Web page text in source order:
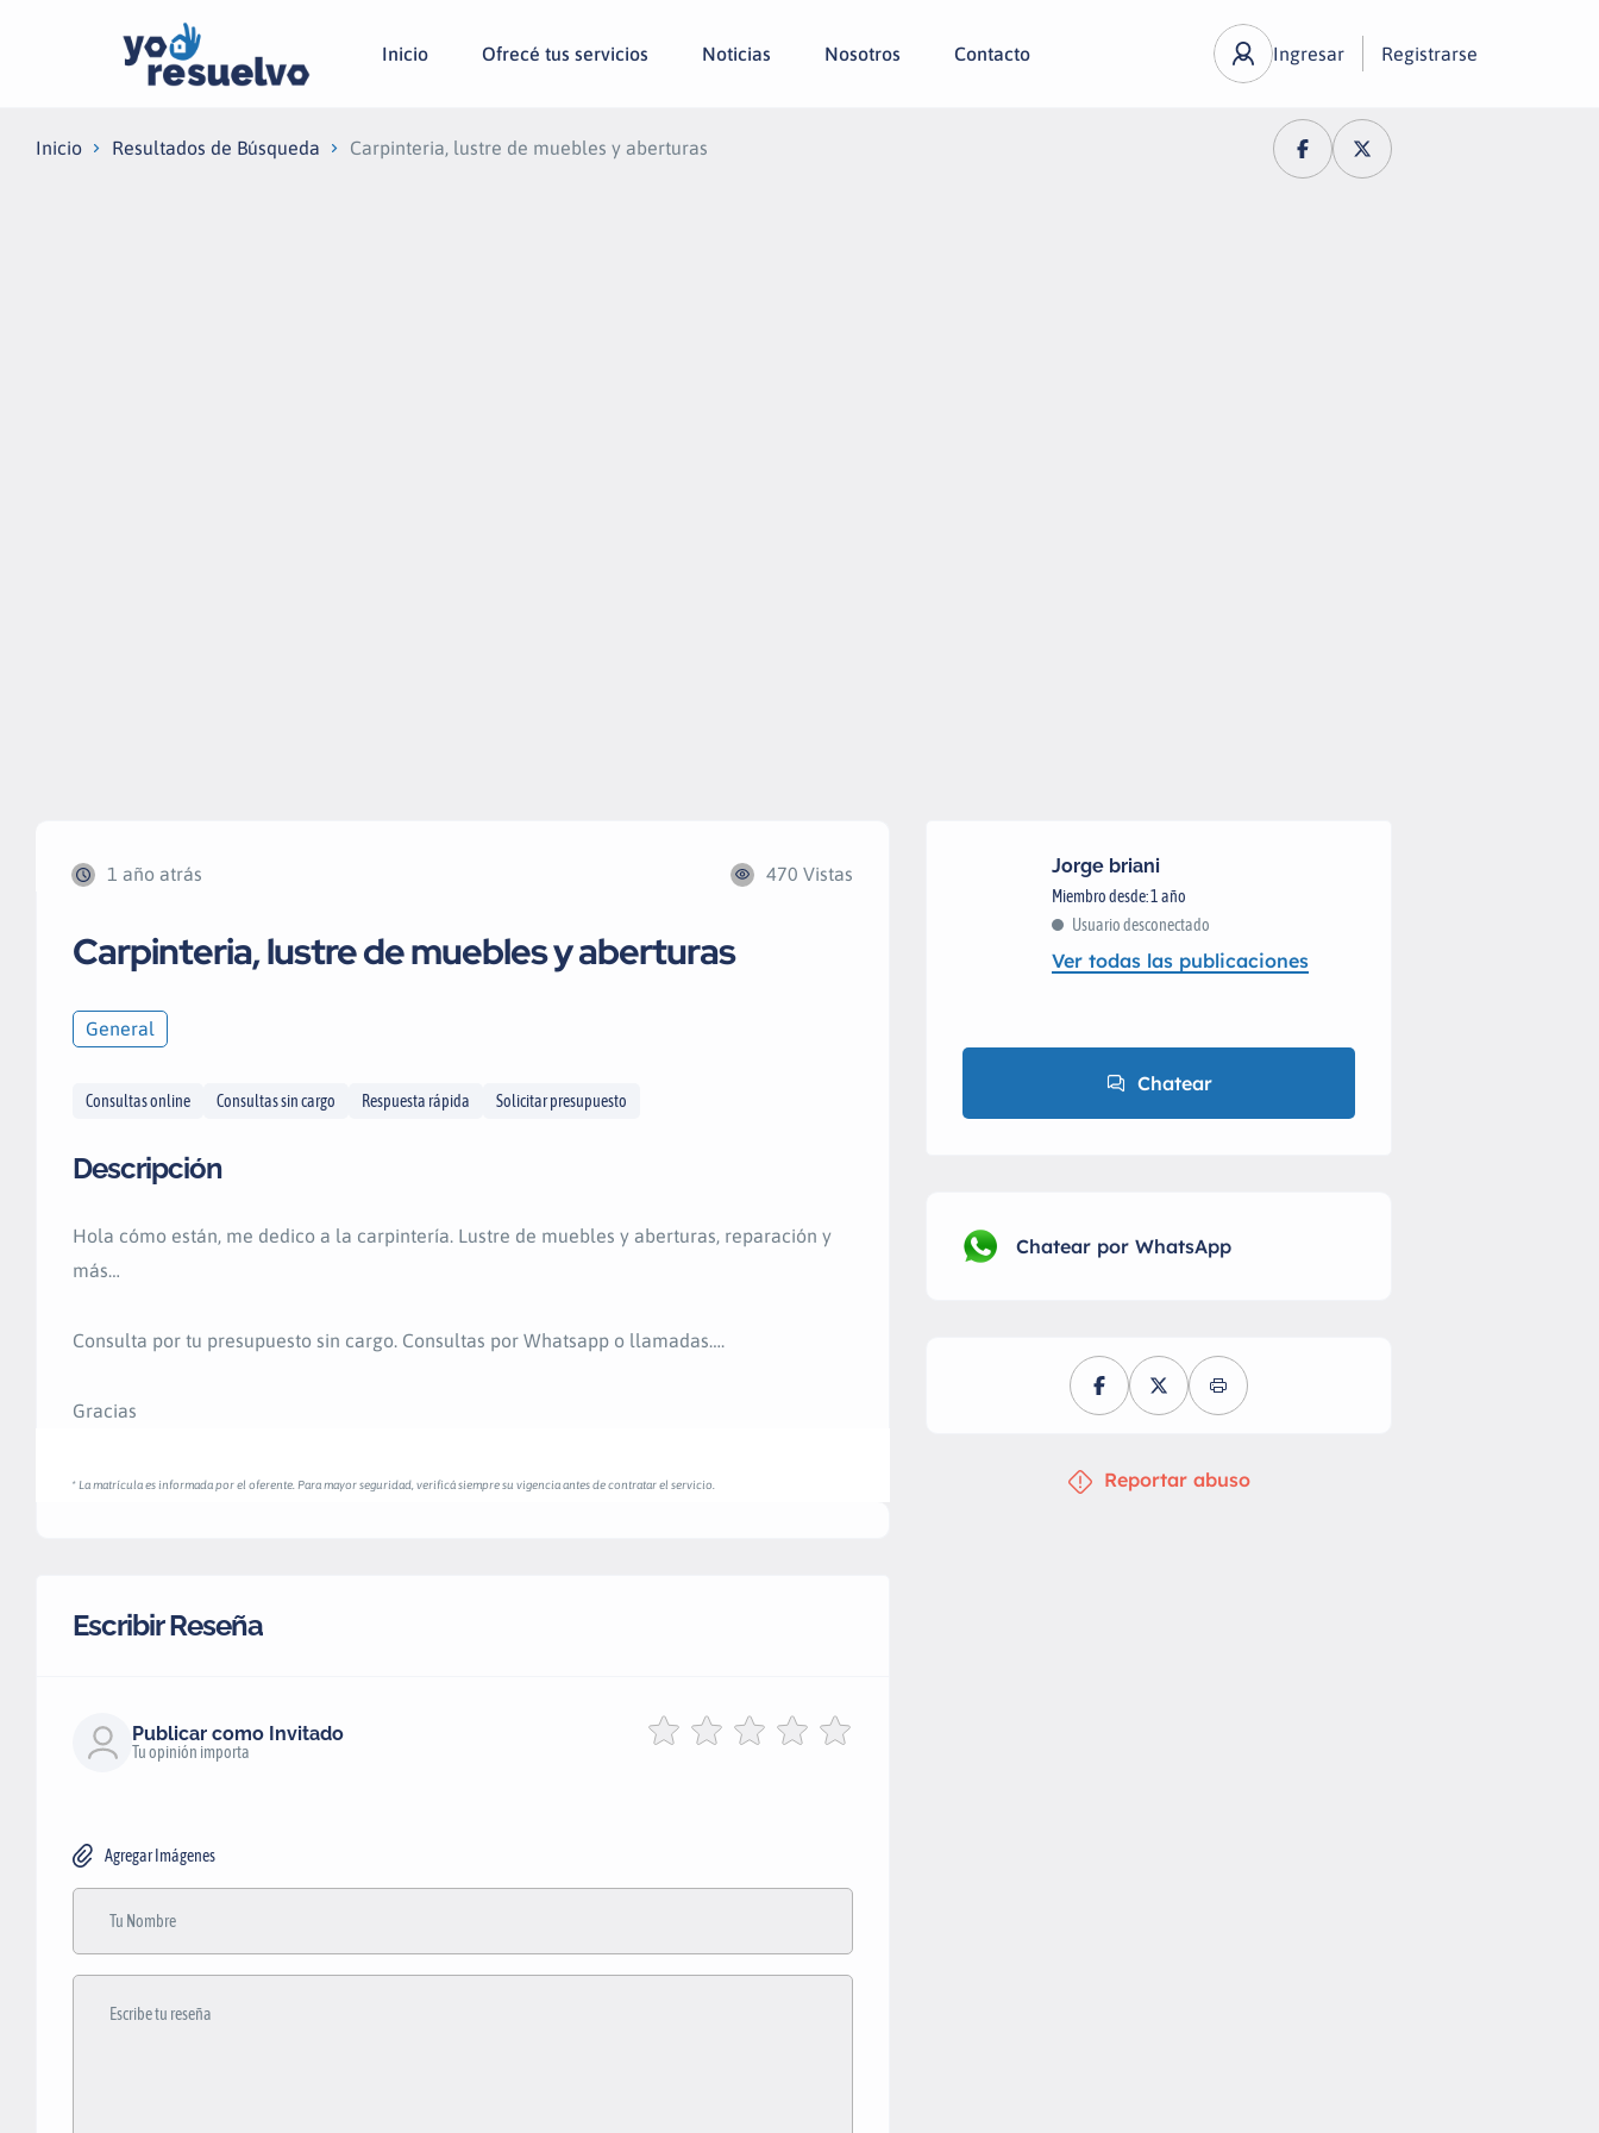
Inicio Ofrecé tus servicios Noticias Nosotros Contacto Ingresar Registrarse
Inicio Resultados de Búsqueda Carpinteria, lustre de muebles y aberturas
1 año atrás 470 Vistas
Carpinteria, lustre de muebles y aberturas
General
Consultas online Consultas sin cargo Respuesta rápida Solicitar presupuesto
Descripción
Hola cómo están, me dedico a la carpintería. Lustre de muebles y aberturas, reparación y
más…
Consulta por tu presupuesto sin cargo. Consultas por Whatsapp o llamadas….
Gracias
* La matrícula es informada por el oferente. Para mayor seguridad, verificá siempre su vigencia antes de contratar el servicio.
Escribir Reseña
Publicar como Invitado
Tu opinión importa
Agregar Imágenes
Jorge briani
Miembro desde: 1 año
Usuario desconectado
Ver todas las publicaciones
Chatear
Chatear por WhatsApp
Reportar abuso